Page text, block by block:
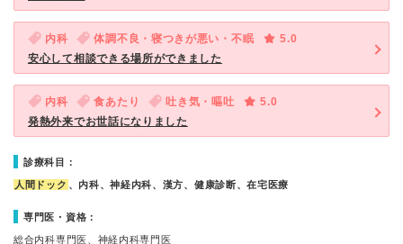
内科 体調不良・寝つきが悪い・不眠
5.0
安心して相談できる場所ができました
内科 食あたり 吐き気・嘔吐
5.0
発熱外来でお世話になりました
診療科目：
人間ドック 、内科、神経内科、漢方、健康診断、在宅医療
専門医・資格：
総合内科専門医、神経内科専門医